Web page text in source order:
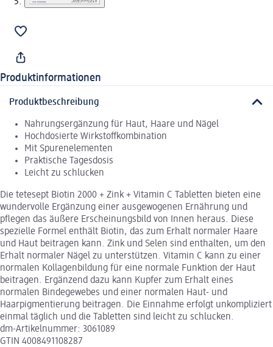
Produktinformationen
Produktbeschreibung
Nahrungsergänzung für Haut, Haare und Nägel
Hochdosierte Wirkstoffkombination
Mit Spurenelementen
Praktische Tagesdosis
Leicht zu schlucken
Die tetesept Biotin 2000 + Zink + Vitamin C Tabletten bieten eine
wundervolle Ergänzung einer ausgewogenen Ernährung und
pflegen das äußere Erscheinungsbild von Innen heraus. Diese
spezielle Formel enthält Biotin, das zum Erhalt normaler Haare
und Haut beitragen kann. Zink und Selen sind enthalten, um den
Erhalt normaler Nägel zu unterstützen. Vitamin C kann zu einer
normalen Kollagenbildung für eine normale Funktion der Haut
beitragen. Ergänzend dazu kann Kupfer zum Erhalt eines
normalen Bindegewebes und einer normalen Haut- und
Haarpigmentierung beitragen. Die Einnahme erfolgt unkompliziert
einmal täglich und die Tabletten sind leicht zu schlucken.
dm-Artikelnummer: 3061089
GTIN 4008491108287